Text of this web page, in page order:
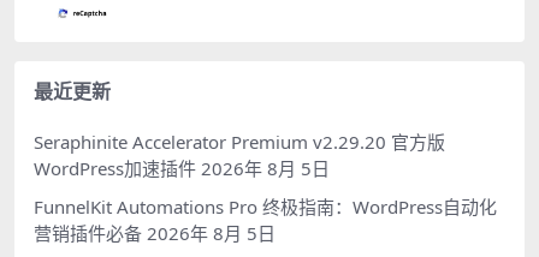
最近更新
Seraphinite Accelerator Premium v2.29.20 官方版
WordPress加速插件 2026年 8月 5日
FunnelKit Automations Pro 终极指南：WordPress自动化
营销插件必备 2026年 8月 5日